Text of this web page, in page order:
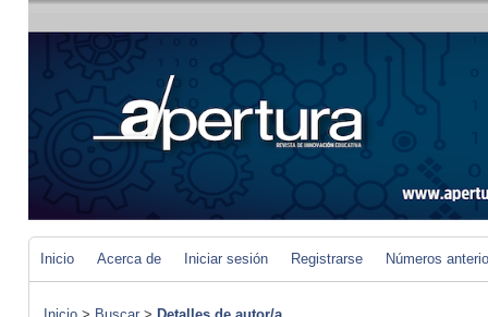
Inicio Acerca de Iniciar sesión Registrarse Números